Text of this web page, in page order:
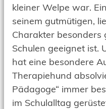
kleiner Welpe war.
seinem gutmütigen,
Charakter besonders
Schulen geeignet ist.
hat eine besondere
Therapiehund
Pädagoge“ immer
im Schulalltag